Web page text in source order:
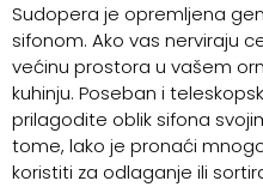
Sudopera je opremljena
sifonom. Ako vas nerviraju
većinu prostora u vašem
kuhinju. Poseban i
prilagodite oblik sifona
tome, lako je pronaći
koristiti za odlaganje ili